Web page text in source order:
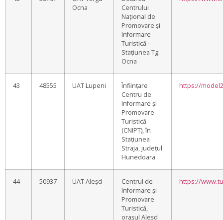
Ocna
Centrului
Național de
Promovare și
Informare
Turistică –
Stațiunea Tg.
Ocna
43 48555 UAT Lupeni
Înființare
Centru de
Informare și
Promovare
Turistică
(CNIPT), în
Stațiunea
Straja, județul
Hunedoara
https://
44 50937 UAT Aleșd
Centrul de
Informare și
Promovare
Turistică,
orașul Aleșd
https://